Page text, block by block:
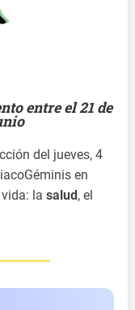
entre el 21 de
del jueves, 4
en
vida: lasalud , el